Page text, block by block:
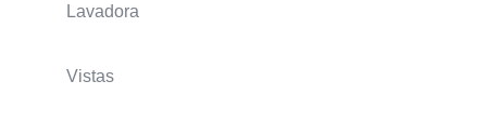
Lavadora
Vistas